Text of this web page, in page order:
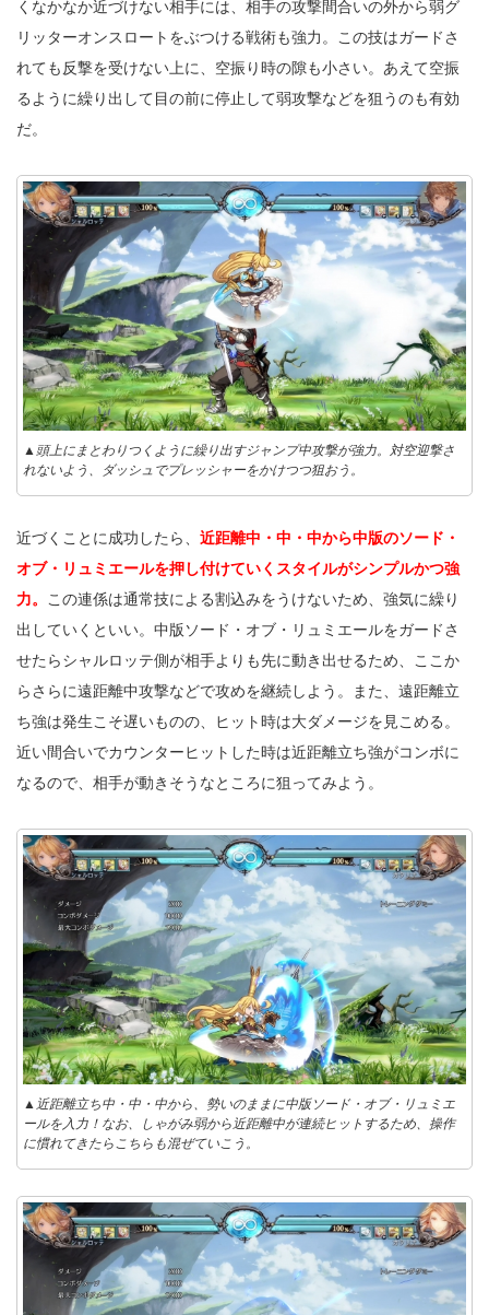
くなかなか近づけない相手には、相手の攻撃間合いの外から弱グ
リッターオンスロートをぶつける戦術も強力。この技はガードさ
れても反撃を受けない上に、空振り時の隙も小さい。あえて空振
るように繰り出して目の前に停止して弱攻撃などを狙うのも有効
だ。
▲頭上にまとわりつくように繰り出すジャンプ中攻撃が強力。対空迎撃さ
れないよう、ダッシュでプレッシャーをかけつつ狙おう。
近づくことに成功したら、 近距離中・中・中から中版のソード・
オブ・リュミエールを押し付けていくスタイルがシンプルかつ強
力。
この連係は通常技による割込みをうけないため、強気に繰り
出していくといい。中版ソード・オブ・リュミエールをガードさ
せたらシャルロッテ側が相手よりも先に動き出せるため、ここか
らさらに遠距離中攻撃などで攻めを継続しよう。また、遠距離立
ち強は発生こそ遅いものの、ヒット時は大ダメージを見こめる。
近い間合いでカウンターヒットした時は近距離立ち強がコンボに
なるので、相手が動きそうなところに狙ってみよう。
▲近距離立ち中・中・中から、勢いのままに中版ソード・オブ・リュミエ
ールを入力！なお、しゃがみ弱から近距離中が連続ヒットするため、操作
に慣れてきたらこちらも混ぜていこう。